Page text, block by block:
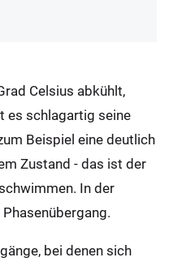
Celsius abkühlt,
es schlagartig seine
Beispiel eine deutlich
Zustand - das ist der
In der
bei denen sich